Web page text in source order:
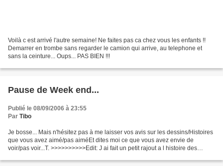
Voilà c est arrivé l'autre semaine! Ne faites pas ca chez vous les enfants !!
Demarrer en trombe sans regarder le camion qui arrive, au telephone et
sans la ceinture... Oups... PAS BIEN !!!
Pause de Week end...
Publié le 08/09/2006 à 23:55
Par Tibo
Je bosse... Mais n'hésitez pas à me laisser vos avis sur les dessins/Histoires
que vous avez aimé/pas aiméEt dites moi ce que vous avez envie de
voir/pas voir...T. >>>>>>>>>>Edit: J ai fait un petit rajout a l histoire des